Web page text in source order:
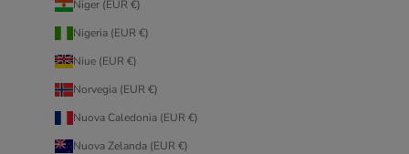
Niger (EUR €)
Nigeria (EUR €)
Niue (EUR €)
Norvegia (EUR €)
Nuova Caledonia (EUR €)
Nuova Zelanda (EUR €)